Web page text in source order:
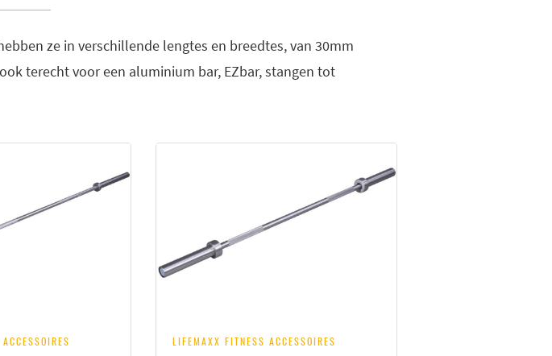
ze in verschillende lengtes en breedtes, van 30mm
terecht voor een aluminium bar, EZbar, stangen tot
LIFEMAXX FITNESS ACCESSOIRES